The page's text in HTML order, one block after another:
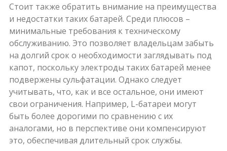
Стоит также обратить внимание на преимущества
и недостатки таких батарей. Среди плюсов –
минимальные требования к техническому
обслуживанию. Это позволяет владельцам забыть
на долгий срок о необходимости заглядывать под
капот, поскольку электроды таких батарей менее
подвержены сульфатации. Однако следует
учитывать, что, как и все остальное, они имеют
свои ограничения. Например, L-батареи могут
быть более дорогими по сравнению с их
аналогами, но в перспективе они компенсируют
это, обеспечивая длительный срок службы.